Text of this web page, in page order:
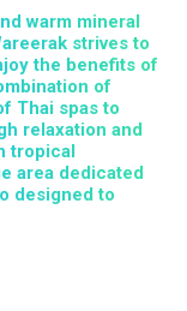
warm mineral
strives to
the benefits of
of
Thai spas to
relaxation and
tropical
area dedicated
designed to